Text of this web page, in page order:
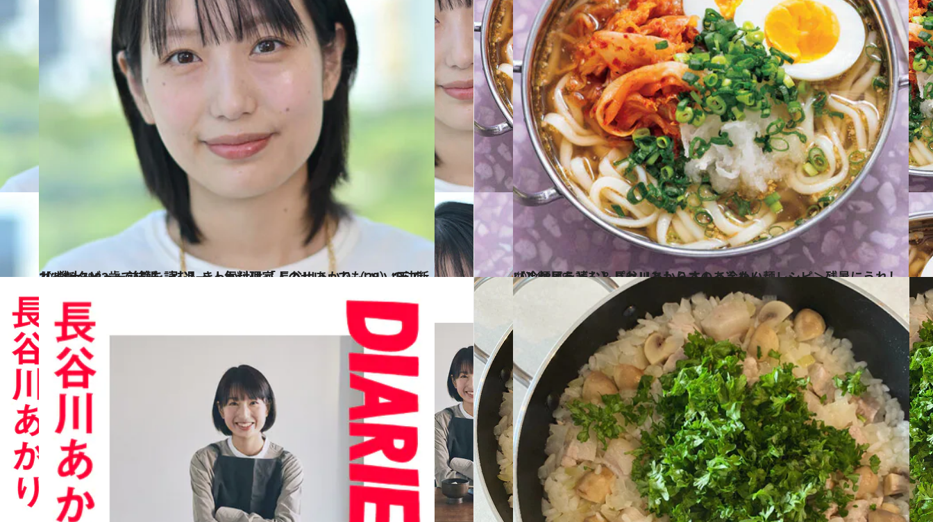
2024.8.18
【インタビュー前篇を読む】きっかけは「人のせい」でもいい “天てれ”戦士→22歳で結婚、引退→ 人気料理家 長谷川あかり（28）の決断
カルチャー 2024.8.18
【レシピを読む】長谷川あかりさん＜冷たい麺レシピ＞残暑にうれしい冷麺風うどん＆パセリとしらすのあえめん
グルメ